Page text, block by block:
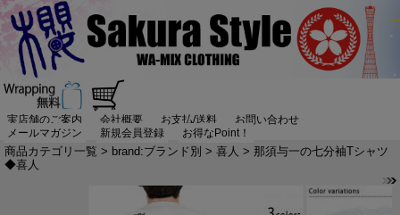
実店舗のご案内 会社概要 お支払/送料
お問い合わせ
メールマガジン
新規会員登録 お得なPoint！
商品カテゴリ一覧 > brand:ブランド別 > 喜人 > 那須与一の七分袖Tシャツ
◆喜人